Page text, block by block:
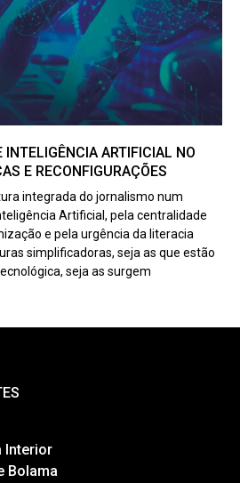
INTELIGÊNCIA ARTIFICIAL NO
E RECONFIGURAÇÕES
integrada do jornalismo num
Artificial, pela centralidade
e pela urgência da literacia
simplificadoras, seja as que estão
seja as surgem
Interior
Bolama